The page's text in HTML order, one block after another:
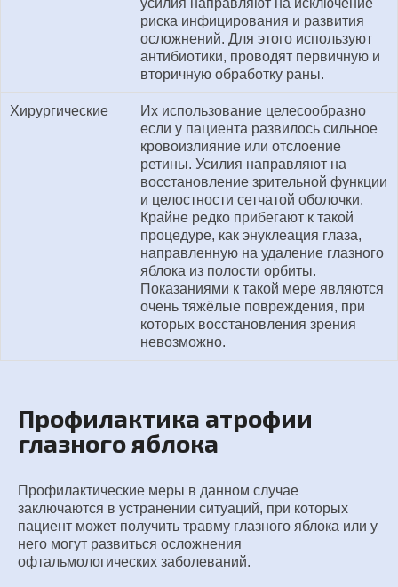
усилия направляют на исключение
риска инфицирования и развития
осложнений. Для этого используют
антибиотики, проводят первичную и
вторичную обработку раны.
Хирургические
Их использование целесообразно
если у пациента развилось сильное
кровоизлияние или отслоение
ретины. Усилия направляют на
восстановление зрительной функции
и целостности сетчатой оболочки.
Крайне редко прибегают к такой
процедуре, как энуклеация глаза,
направленную на удаление глазного
яблока из полости орбиты.
Показаниями к такой мере являются
очень тяжёлые повреждения, при
которых восстановления зрения
невозможно.
Профилактика атрофии
глазного яблока
Профилактические меры в данном случае
заключаются в устранении ситуаций, при которых
пациент может получить травму глазного яблока или у
него могут развиться осложнения
офтальмологических заболеваний.